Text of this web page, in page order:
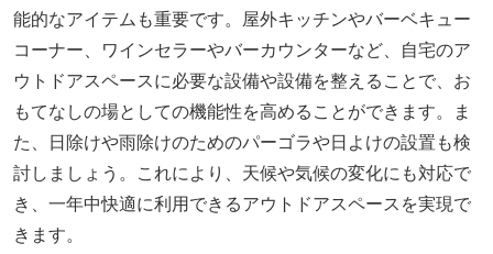
能的なアイテムも重要です。屋外キッチンやバーベキュー
コーナー、ワインセラーやバーカウンターなど、自宅のア
ウトドアスペースに必要な設備や設備を整えることで、お
もてなしの場としての機能性を高めることができます。ま
た、日除けや雨除けのためのパーゴラや日よけの設置も検
討しましょう。これにより、天候や気候の変化にも対応で
き、一年中快適に利用できるアウトドアスペースを実現で
きます。